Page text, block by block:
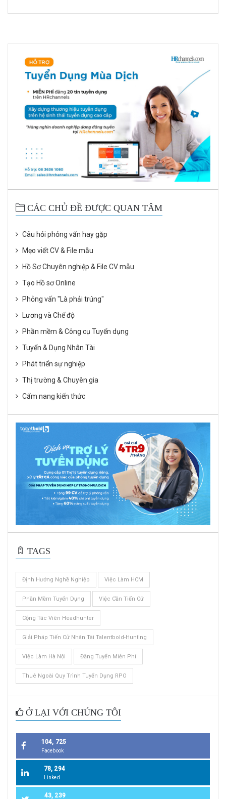
CÁC CHỦ ĐỀ ĐƯỢC QUAN TÂM
Câu hỏi phỏng vấn hay gặp
Mẹo viết CV & File mẫu
Hồ Sơ Chuyên nghiệp & File CV mẫu
Tạo Hồ sơ Online
Phỏng vấn "Là phải trúng"
Lương và Chế độ
Phần mềm & Công cụ Tuyển dụng
Tuyển & Dụng Nhân Tài
Phát triển sự nghiệp
Thị trường & Chuyên gia
Cẩm nang kiến thức
TAGS
Định Hướng Nghề Nghiệp Việc Làm HCM
Phần Mềm Tuyển Dụng Việc Cần Tiến Cử
Cộng Tác Viên Headhunter
Giải Pháp Tiến Cử Nhân Tài Talentbold-Hunting
Việc Làm Hà Nội Đăng Tuyển Miễn Phí
Thuê Ngoài Quy Trình Tuyển Dụng RPO
Ở LẠI VỚI CHÚNG TÔI
104, 725
Facebook
78, 294
Linked
43, 239